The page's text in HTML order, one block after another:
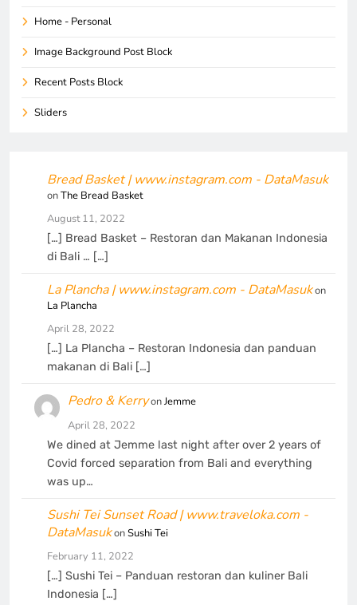
Home - Personal
Image Background Post Block
Recent Posts Block
Sliders
Bread Basket | www.instagram.com - DataMasuk
onThe Bread Basket
August 11, 2022
[…] Bread Basket – Restoran dan Makanan Indonesia
di Bali … […]
La Plancha | www.instagram.com - DataMasukon
La Plancha
April 28, 2022
[…] La Plancha – Restoran Indonesia dan panduan
makanan di Bali […]
Pedro & KerryonJemme
April 28, 2022
We dined at Jemme last night after over 2 years of
Covid forced separation from Bali and everything
was up…
Sushi Tei Sunset Road | www.traveloka.com -
DataMasukonSushi Tei
February 11, 2022
[…] Sushi Tei – Panduan restoran dan kuliner Bali
Indonesia […]